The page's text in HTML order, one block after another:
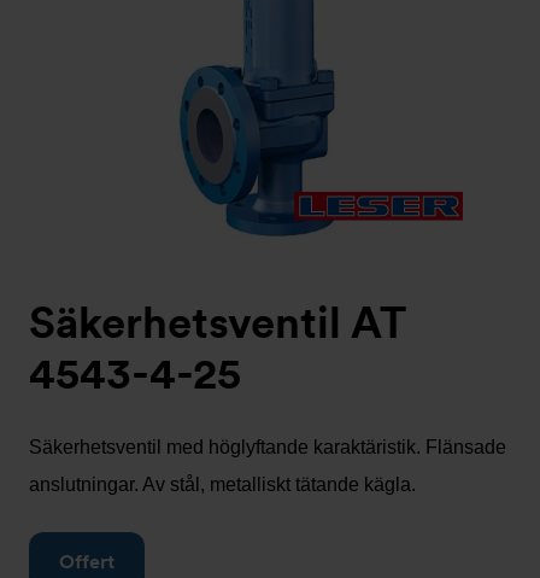
Säkerhetsventil AT
4543-4-25
Säkerhetsventil med höglyftande karaktäristik. Flänsade
anslutningar. Av stål, metalliskt tätande kägla.
Offert